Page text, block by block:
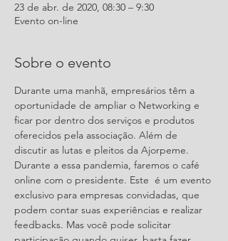
23 de abr. de 2020, 08:30 – 9:30
Evento on-line
Sobre o evento
Durante uma manhã, empresários têm a
oportunidade de ampliar o Networking e
ficar por dentro dos serviços e produtos
oferecidos pela associação. Além de
discutir as lutas e pleitos da Ajorpeme.
Durante a essa pandemia, faremos o café
online com o presidente. Este  é um evento
exclusivo para empresas convidadas, que
podem contar suas experiências e realizar
feedbacks. Mas você pode solicitar